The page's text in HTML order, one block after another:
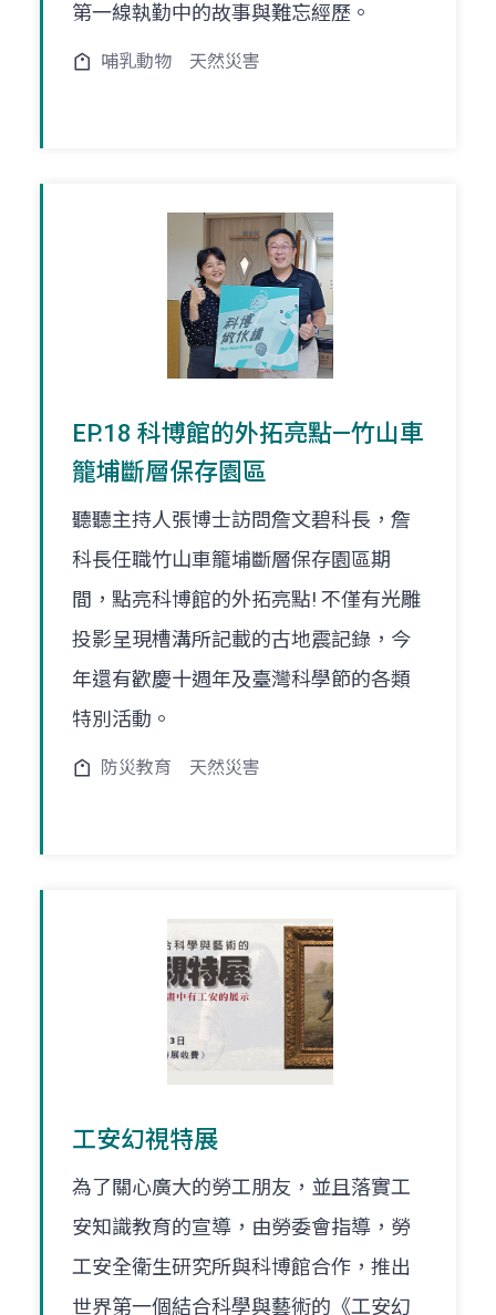
第一線執勤中的故事與難忘經歷。
哺乳動物 天然災害
EP.18 科博館的外拓亮點—竹山車
籠埔斷層保存園區
聽聽主持人張博士訪問詹文碧科長，詹
科長任職竹山車籠埔斷層保存園區期
間，點亮科博館的外拓亮點! 不僅有光雕
投影呈現槽溝所記載的古地震記錄，今
年還有歡慶十週年及臺灣科學節的各類
特別活動。
防災教育 天然災害
工安幻視特展
為了關心廣大的勞工朋友，並且落實工
安知識教育的宣導，由勞委會指導，勞
工安全衛生研究所與科博館合作，推出
世界第一個結合科學與藝術的《工安幻